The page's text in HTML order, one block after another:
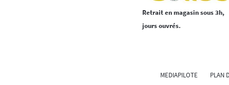
Retrait en magasin sous 3h,
jours ouvrés.
MEDIAPILOTE PLAN